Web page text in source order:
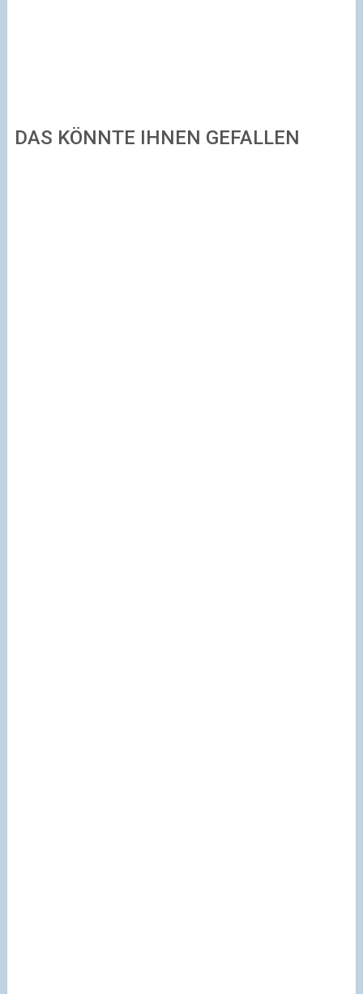
DAS KÖNNTE IHNEN GEFALLEN